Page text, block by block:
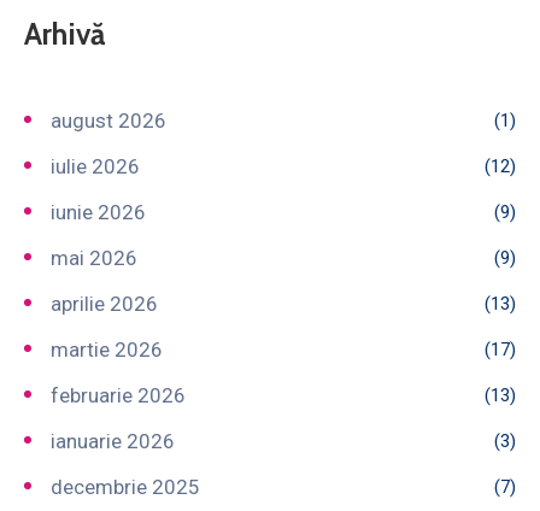
Arhivă
august 2026 (1)
iulie 2026 (12)
iunie 2026 (9)
mai 2026 (9)
aprilie 2026 (13)
martie 2026 (17)
februarie 2026 (13)
ianuarie 2026 (3)
decembrie 2025 (7)